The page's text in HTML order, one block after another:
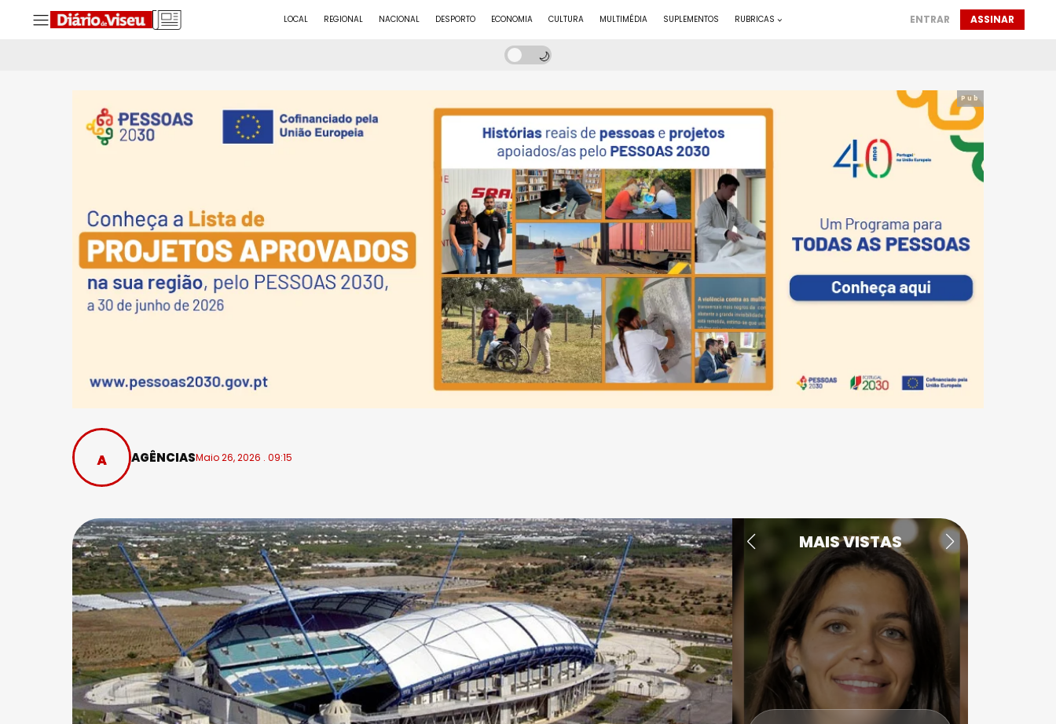
LOCAL REGIONAL NACIONAL DESPORTO ECONOMIA CULTURA MULTIMÉDIA SUPLEMENTOS RUBRICAS ENTRAR ASSINAR
Pub
AGÊNCIASMaio 26, 2026 . 09:15
MAIS VISTAS